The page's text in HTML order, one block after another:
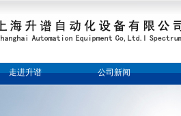
走进升谱 公司新闻